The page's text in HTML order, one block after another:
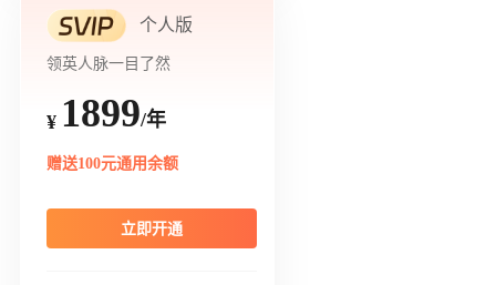
个人版
领英人脉一目了然
¥ 1899/年
赠送100元通用余额
立即开通